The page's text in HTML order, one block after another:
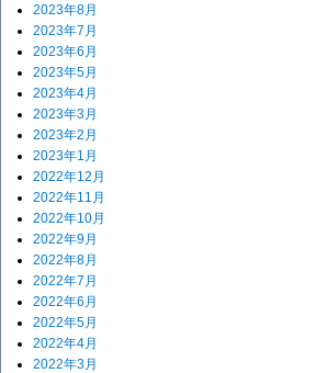
2023年8月
2023年7月
2023年6月
2023年5月
2023年4月
2023年3月
2023年2月
2023年1月
2022年12月
2022年11月
2022年10月
2022年9月
2022年8月
2022年7月
2022年6月
2022年5月
2022年4月
2022年3月